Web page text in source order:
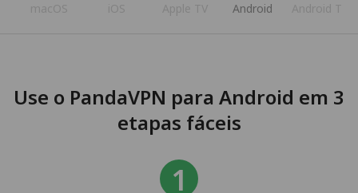
macOS iOS Apple TV Android Android TV
Use o PandaVPN para Android em 3
etapas fáceis